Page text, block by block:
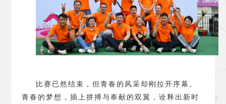
比赛已然结束，但青春的风采却刚拉开序幕。
青春的梦想，插上拼搏与奉献的双翼，诠释出新时